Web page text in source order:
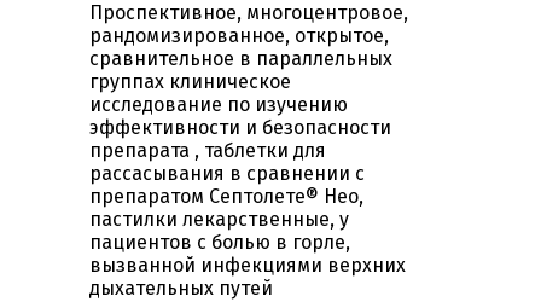
Проспективное, многоцентровое,
рандомизированное, открытое,
сравнительное в параллельных
группах клиническое
исследование по изучению
эффективности и безопасности
препарата , таблетки для
рассасывания в сравнении с
препаратом Септолете® Нео,
пастилки лекарственные, у
пациентов с болью в горле,
вызванной инфекциями верхних
дыхательных путей